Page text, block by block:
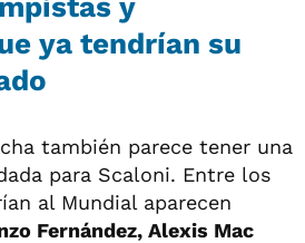
ya tendrían su
también parece tener una
para Scaloni. Entre los
al Mundial aparecen
Fernández, Alexis Mac